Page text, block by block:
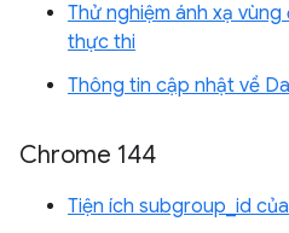
Thử nghiệm ánh xạ
thực thi
Thông tin cập nhật về
Chrome 144
Tiện ích subgroup_id